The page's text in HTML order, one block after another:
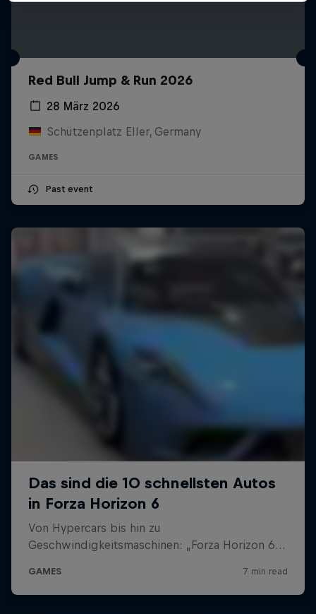
Red Bull Jump & Run 2026
28 März 2026
Schützenplatz Eller, Germany
GAMES
Past event